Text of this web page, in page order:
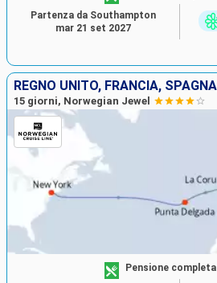
Partenza da Southampton
mar 21 set 2027
15 giorni, Norwegian Jewel
Pensione completa